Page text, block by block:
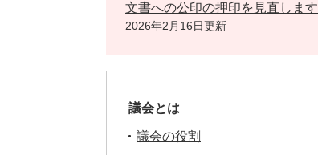
文書への公印の押印を見直します
2026年2月16日更新
議会とは
議会の役割